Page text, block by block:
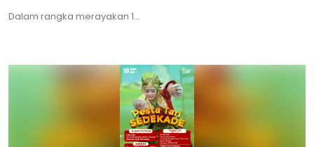
Dalam rangka merayakan 1...